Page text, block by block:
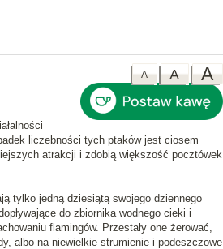
A
A
A
liczebności tych ptaków jest ciosem
atrakcji i zdobią większość pocztówek
tylko jedną dziesiątą swojego dziennego
do zbiornika wodnego cieki i
flamingów. Przestały one żerować,
albo na niewielkie strumienie i podeszczowe